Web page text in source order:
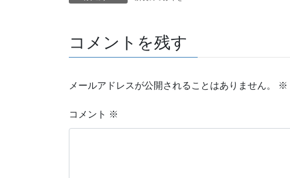
コメントを残す
メールアドレスが公開されることはありません。 ※
コメント ※